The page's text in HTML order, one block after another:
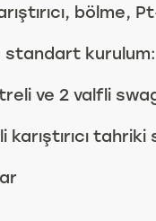
bölme,
standart kurulum:
ve 2 valfli